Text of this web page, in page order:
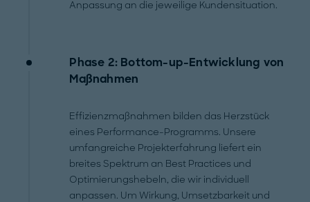
Anpassung an die jeweilige Kundensituation.
Phase 2: Bottom-up-Entwicklung von
Maßnahmen
Effizienzmaßnahmen bilden das Herzstück
eines Performance-Programms. Unsere
umfangreiche Projekterfahrung liefert ein
breites Spektrum an Best Practices und
Optimierungshebeln, die wir individuell
anpassen. Um Wirkung, Umsetzbarkeit und